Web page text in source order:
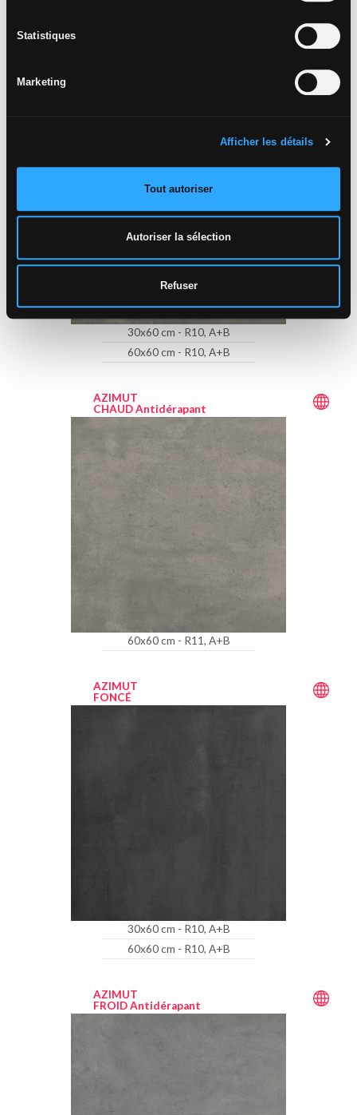
Statistiques
Marketing
Afficher les détails
Tout autoriser
Autoriser la sélection
Refuser
30x60 cm - R10, A+B
60x60 cm - R10, A+B
AZIMUT
CHAUD Antidérapant
60x60 cm - R11, A+B
AZIMUT
FONCÉ
30x60 cm - R10, A+B
60x60 cm - R10, A+B
AZIMUT
FROID Antidérapant